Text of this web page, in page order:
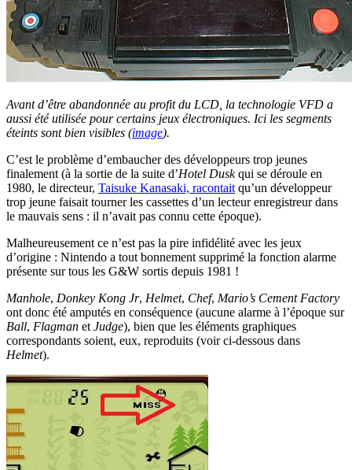
Avant d’être abandonnée au profit du LCD, la technologie VFD a
aussi été utilisée pour certains jeux électroniques. Ici les segments
éteints sont bien visibles (image).
C’est le problème d’embaucher des développeurs trop jeunes
finalement (à la sortie de la suite d’Hotel Duskqui se déroule en
1980, le directeur, Taisuke Kanasaki, racontait qu’un développeur
trop jeune faisait tourner les cassettes d’un lecteur enregistreur dans
le mauvais sens : il n’avait pas connu cette époque).
Malheureusement ce n’est pas la pire infidélité avec les jeux
d’origine : Nintendo a tout bonnement supprimé la fonction alarme
présente sur tous les G&W sortis depuis 1981 !
Manhole, Donkey Kong Jr, Helmet, Chef, Mario’s Cement Factory
ont donc été amputés en conséquence (aucune alarme à l’époque sur
Ball, Flagman et Judge), bien que les éléments graphiques
correspondants soient, eux, reproduits (voir ci-dessous dans
Helmet).